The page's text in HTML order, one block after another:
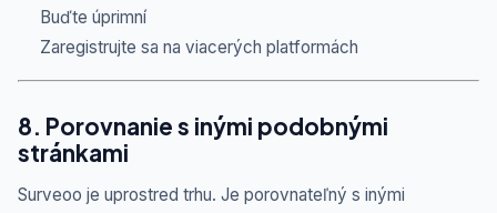
Buďte úprimní
Zaregistrujte sa na viacerých platformách
8. Porovnanie s inými podobnými
stránkami
Surveoo je uprostred trhu. Je porovnateľný s inými